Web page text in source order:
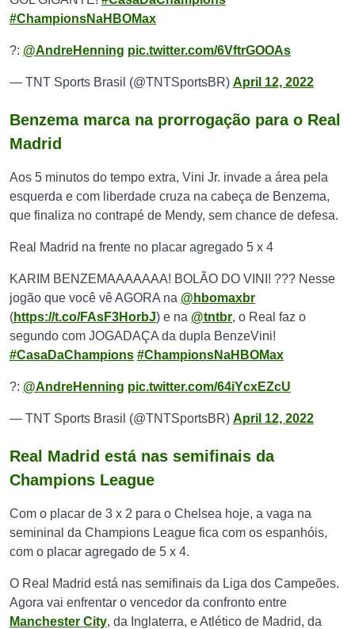
#ChampionsNaHBOMax
?️: @AndreHenning pic.twitter.com/6VftrGOOAs
— TNT Sports Brasil (@TNTSportsBR) April 12, 2022
Benzema marca na prorrogação para o Real
Madrid
Aos 5 minutos do tempo extra, Vini Jr. invade a área pela
esquerda e com liberdade cruza na cabeça de Benzema,
que finaliza no contrapé de Mendy, sem chance de defesa.
Real Madrid na frente no placar agregado 5 x 4
KARIM BENZEMAAAAAAA! BOLÃO DO VINI! ??? Nesse
jogão que você vê AGORA na @hbomaxbr
(https://t.co/FAsF3HorbJ) e na @tntbr, o Real faz o
segundo com JOGADAÇA da dupla BenzeVini!
#CasaDaChampions #ChampionsNaHBOMax
?️: @AndreHenning pic.twitter.com/64iYcxEZcU
— TNT Sports Brasil (@TNTSportsBR) April 12, 2022
Real Madrid está nas semifinais da
Champions League
Com o placar de 3 x 2 para o Chelsea hoje, a vaga na
semininal da Champions League fica com os espanhóis,
com o placar agregado de 5 x 4.
O Real Madrid está nas semifinais da Liga dos Campeões.
Agora vai enfrentar o vencedor da confronto entre
Manchester City, da Inglaterra, e Atlético de Madrid, da